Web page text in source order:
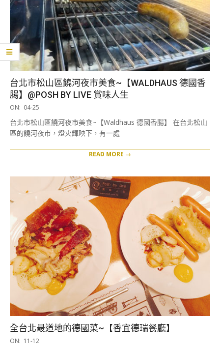
台北市松山區饒河夜市美食~【WALDHAUS 德國香
腸】@POSH BY LIVE 賞味人生
2025-
25
ON: 04-25
台北市松山區饒河夜市美食~【Waldhaus 德國香腸】 在台北松山
區的饒河夜市，燈火輝映下，有一處
READ MORE →
全台北最道地的德國菜~【香宜德瑞餐廳】
2018-
ON: 11-12